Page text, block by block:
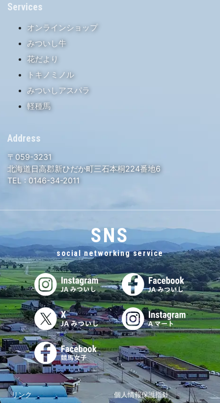
Services
オンラインショップ
みついし牛
花だより
トキノミノル
みついしアスパラ
軽種馬
Address
〒059-3231
北海道日高郡新ひだか町三石本桐224番地6
TEL : 0146-34-2011
SNS
social networking service
リンク 個人情報保護指針